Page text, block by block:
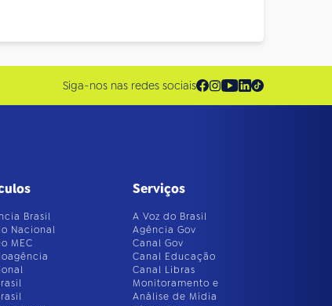
Siga-nos nas redes sociais
Brasil
Nacional
MEC
Serviços
A Voz do Brasil
Agência Gov
Canal Gov
Canal Educação
Canal Libras
Monitoramento e
Análise de Mídia